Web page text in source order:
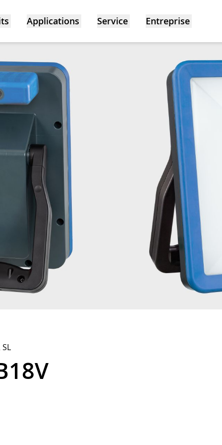
Applications Service Entreprise
SL